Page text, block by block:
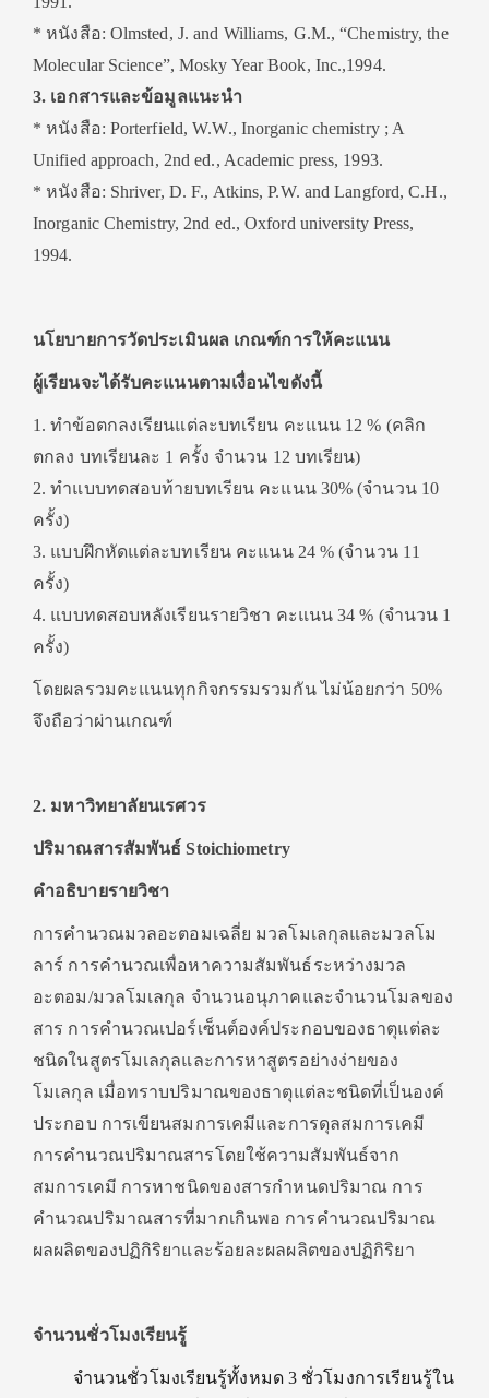
* หนังสือ: Olmsted, J. and Williams, G.M., “Chemistry, the
Molecular Science”, Mosky Year Book, Inc.,1994.
3. เอกสารและข้อมูลแนะนำ
* หนังสือ: Porterfield, W.W., Inorganic chemistry ; A
Unified approach, 2nd ed., Academic press, 1993.
* หนังสือ: Shriver, D. F., Atkins, P.W. and Langford, C.H.,
Inorganic Chemistry, 2nd ed., Oxford university Press,
1994.
นโยบายการวัดประเมินผล เกณฑ์การให้คะแนน
ผู้เรียนจะได้รับคะแนนตามเงื่อนไขดังนี้
1. ทำข้อตกลงเรียนแต่ละบทเรียน คะแนน 12 % (คลิก
ตกลง บทเรียนละ 1 ครั้ง จำนวน 12 บทเรียน)
2. ทำแบบทดสอบท้ายบทเรียน คะแนน 30% (จำนวน 10
ครั้ง)
3. แบบฝึกหัดแต่ละบทเรียน คะแนน 24 % (จำนวน 11
ครั้ง)
4. แบบทดสอบหลังเรียนรายวิชา คะแนน 34 % (จำนวน 1
ครั้ง)
โดยผลรวมคะแนนทุกกิจกรรมรวมกัน ไม่น้อยกว่า 50%
จึงถือว่าผ่านเกณฑ์
2. มหาวิทยาลัยนเรศวร
ปริมาณสารสัมพันธ์ Stoichiometry
คำอธิบายรายวิชา
การคํานวณมวลอะตอมเฉลี่ย มวลโมเลกุลและมวลโม
ลาร์ การคำนวณเพื่อหาความสัมพันธ์ระหว่างมวล
อะตอม/มวลโมเลกุล จำนวนอนุภาคและจำนวนโมลของ
สาร การคำนวณเปอร์เซ็นต์องค์ประกอบของธาตุแต่ละ
ชนิดในสูตรโมเลกุลและการหาสูตรอย่างง่ายของ
โมเลกุล เมื่อทราบปริมาณของธาตุแต่ละชนิดที่เป็นองค์
ประกอบ การเขียนสมการเคมีและการดุลสมการเคมี
การคำนวณปริมาณสารโดยใช้ความสัมพันธ์จาก
สมการเคมี การหาชนิดของสารกำหนดปริมาณ การ
คำนวณปริมาณสารที่มากเกินพอ การคำนวณปริมาณ
ผลผลิตของปฏิกิริยาและร้อยละผลผลิตของปฏิกิริยา
จำนวนชั่วโมงเรียนรู้
จำนวนชั่วโมงเรียนรู้ทั้งหมด 3 ชั่วโมงการเรียนรู้ใน